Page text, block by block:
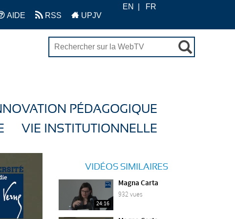
AIDE RSS UPJV
EN FR
PÉDAGOGIQUE
VIE INSTITUTIONNELLE
VIDÉOS SIMILAIRES
24:16
Magna Carta
932 vues